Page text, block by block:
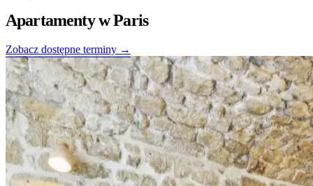
Apartamenty wParis
Zobacz dostępne terminy →